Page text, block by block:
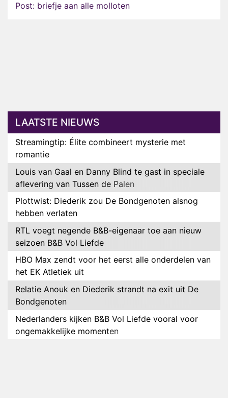
Post: briefje aan alle molloten
LAATSTE NIEUWS
Streamingtip: Élite combineert mysterie met
romantie
Louis van Gaal en Danny Blind te gast in speciale
aflevering van Tussen de Palen
Plottwist: Diederik zou De Bondgenoten alsnog
hebben verlaten
RTL voegt negende B&B-eigenaar toe aan nieuw
seizoen B&B Vol Liefde
HBO Max zendt voor het eerst alle onderdelen van
het EK Atletiek uit
Relatie Anouk en Diederik strandt na exit uit De
Bondgenoten
Nederlanders kijken B&B Vol Liefde vooral voor
ongemakkelijke momenten